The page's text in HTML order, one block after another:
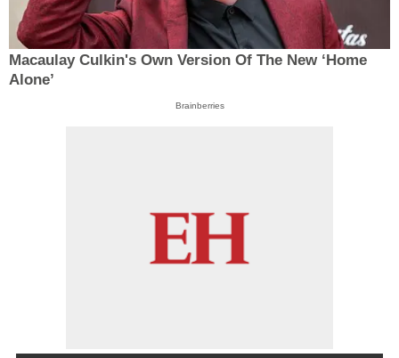
Macaulay Culkin's Own Version Of The New ‘Home
Alone’
Brainberries